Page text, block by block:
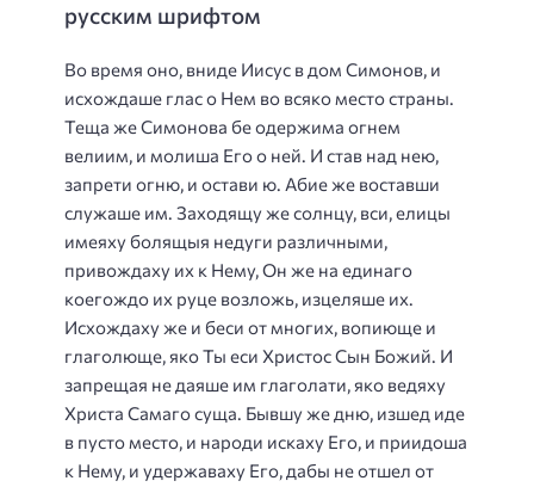
русским шрифтом
Во время оно, вниде Иисус в дом Симонов, и
исхождаше глас о Нем во всяко место страны.
Теща же Симонова бе одержима огнем
велиим, и молиша Его о ней. И став над нею,
запрети огню, и остави ю. Абие же воставши
служаше им. Заходящу же солнцу, вси, елицы
имеяху болящыя недуги различными,
привождаху их к Нему, Он же на единаго
коегождо их руце возложь, изцеляше их.
Исхождаху же и беси от многих, вопиюще и
глаголюще, яко Ты еси Христос Сын Божий. И
запрещая не даяше им глаголати, яко ведяху
Христа Самаго суща. Бывшу же дню, изшед иде
в пусто место, и народи искаху Его, и приидоша
к Нему, и удержаваху Его, дабы не отшел от